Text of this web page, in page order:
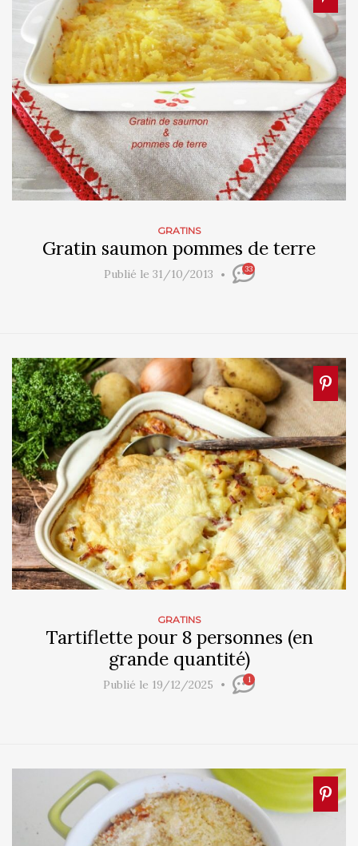
GRATINS
Gratin saumon pommes de terre
Publié le 31/10/2013 33
GRATINS
Tartiflette pour 8 personnes (en
grande quantité)
Publié le 19/12/2025 1